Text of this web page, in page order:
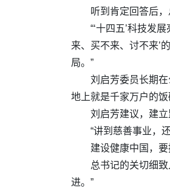
听到肯定回答后，
“‘十四五’科技发
来、买不来、讨不来’
局。”
刘启芳委员长期
地上就是千家万户的
刘启芳建议，建立
“讲到慈善事业，
建设健康中国，要
总书记的关切细
进。”